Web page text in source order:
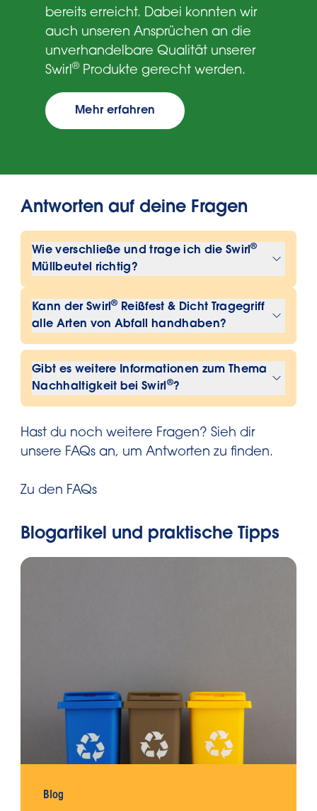
bereits erreicht. Dabei konnten wir
auch unseren Ansprüchen an die
unverhandelbare Qualität unserer
Swirl® Produkte gerecht werden.
Mehr erfahren
Antworten auf deine Fragen
Wie verschließe und trage ich die Swirl®
Müllbeutel richtig?
Sobald der Beutel voll ist, kannst du ihn
einfach mit den integrierten
Tragegriffen zubinden und dann zur
Entsorgungsstelle tragen
Kann der Swirl®
Reißfest & Dicht Tragegriff
alle Arten von Abfall handhaben?
Ja, der Müllbeutel ist für jegliche Art
von Haushaltsabfällen geeignet. Die
extra verstärkte Folie ist so konzipiert,
dass sie ein Reißen oder Auslaufen
verhindert, und sorgt dafür, dass alles
sauber bleibt, bis es sicher in der
Gibt es weitere Informationen zum Thema
Nachhaltigkeit bei Swirl ®?
Nachhaltigkeitsbemühungen von
Swirl ®und wie das Unternehmen zu
beiträgt, findest du auf der Page zum
Hast du noch weitere Fragen? Sieh dir
unsere FAQs an, um Antworten zu finden.
Zu den FAQs
Blogartikel und praktische Tipps
Blog